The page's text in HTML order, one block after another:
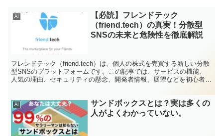
AI
【必読】フレンドテック
（friend.tech）の真実！分散型
SNSの未来と危険性を徹底解説
フレンドテック（friend.tech）は、個人の株式を売買する新しい分散
型SNSのプラットフォームです。この記事では、サービスの機能、
人気の理由、セキュリティの懸念、開発者情報、展望などを初心者や
AI
サンドボックスとは？実は多くの
人がよくわかっていない。